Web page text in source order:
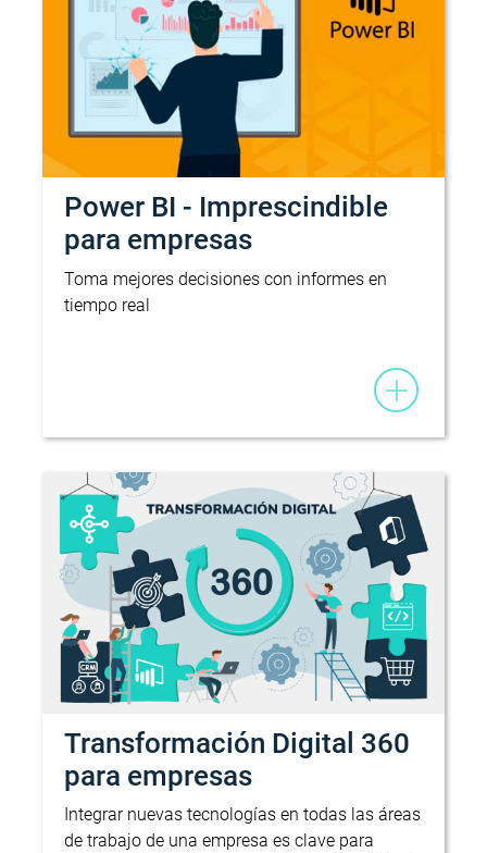
Power BI - Imprescindible
para empresas
Toma mejores decisiones con informes en
tiempo real
Transformación Digital 360
para empresas
Integrar nuevas tecnologías en todas las áreas
de trabajo de una empresa es clave para